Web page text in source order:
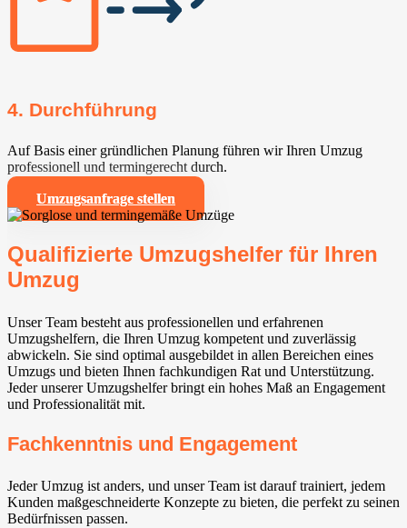
4. Durchführung
Auf Basis einer gründlichen Planung führen wir Ihren Umzug
professionell und termingerecht durch.
Umzugsanfrage stellen
Qualifizierte Umzugshelfer für Ihren
Umzug
Unser Team besteht aus professionellen und erfahrenen
Umzugshelfern, die Ihren Umzug kompetent und zuverlässig
abwickeln. Sie sind optimal ausgebildet in allen Bereichen eines
Umzugs und bieten Ihnen fachkundigen Rat und Unterstützung.
Jeder unserer Umzugshelfer bringt ein hohes Maß an Engagement
und Professionalität mit.
Fachkenntnis und Engagement
Jeder Umzug ist anders, und unser Team ist darauf trainiert, jedem
Kunden maßgeschneiderte Konzepte zu bieten, die perfekt zu seinen
Bedürfnissen passen.